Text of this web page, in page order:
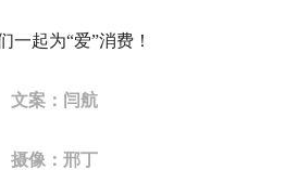
起为“爱”消费！
文案：闫航
摄像：邢丁